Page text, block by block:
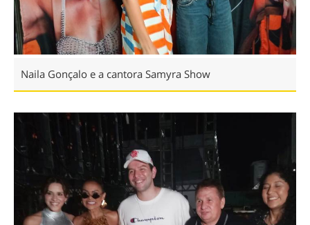
Naila Gonçalo e a cantora Samyra Show